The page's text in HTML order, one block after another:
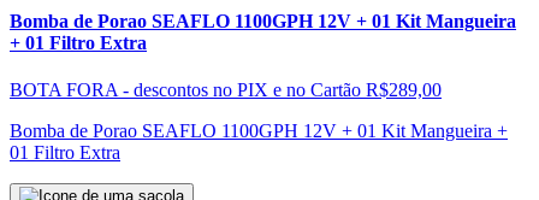
Bomba de Porao SEAFLO 1100GPH 12V + 01 Kit Mangueira
+ 01 Filtro Extra
BOTA FORA - descontos no PIX e no Cartão R$289,00
Bomba de Porao SEAFLO 1100GPH 12V + 01 Kit Mangueira +
01 Filtro Extra